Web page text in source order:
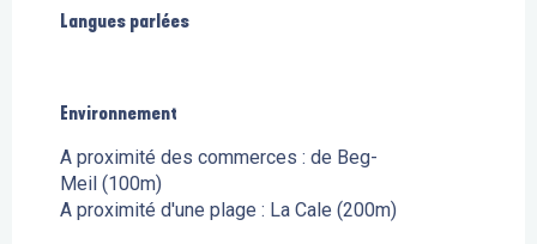
Langues parlées
Langues parlées
Environnement
Environnement
A proximité des commerces : de Beg-
Meil (100m)
A proximité d'une plage : La Cale (200m)